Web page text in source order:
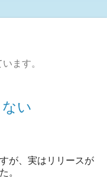
ます。
い
が、実はリリースが
。